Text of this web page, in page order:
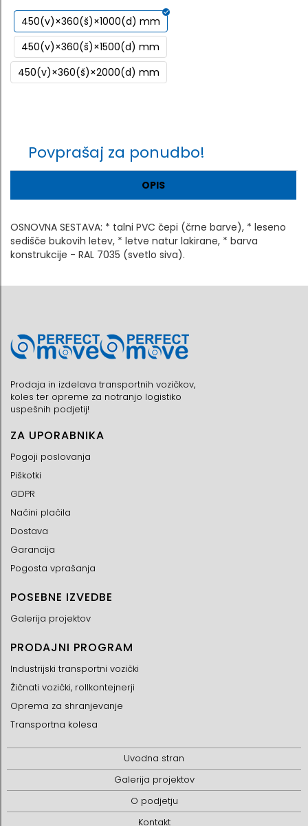
450(v)×360(š)×1000(d) mm
450(v)×360(š)×1500(d) mm
450(v)×360(š)×2000(d) mm
Povprašaj za ponudbo!
OPIS
OSNOVNA SESTAVA: * talni PVC čepi (črne barve), * leseno
sedišče bukovih letev, * letve natur lakirane, * barva
konstrukcije - RAL 7035 (svetlo siva).
Prodaja in izdelava transportnih vozičkov,
koles ter opreme za notranjo logistiko
uspešnih podjetij!
ZA UPORABNIKA
Pogoji poslovanja
Piškotki
GDPR
Načini plačila
Dostava
Garancija
Pogosta vprašanja
POSEBNE IZVEDBE
Galerija projektov
PRODAJNI PROGRAM
Industrijski transportni vozički
Žičnati vozički, rollkontejnerji
Oprema za shranjevanje
Transportna kolesa
Uvodna stran
Galerija projektov
O podjetju
Kontakt